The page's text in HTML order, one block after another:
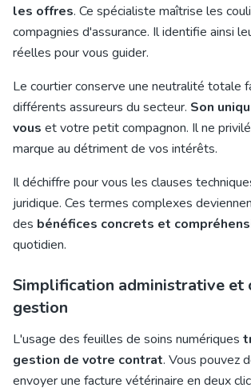
les offres. Ce spécialiste maîtrise les
compagnies d'assurance. Il identifie ainsi
réelles pour vous guider.
Le courtier conserve une neutralité totale
différents assureurs du secteur. Son
vous et votre petit compagnon. Il ne
marque au détriment de vos intérêts.
Il déchiffre pour vous les clauses
juridique. Ces termes complexes
des bénéfices concrets et
quotidien.
Simplification administrative et
gestion
L'usage des feuilles de soins numériques
gestion de votre contrat. Vous pouvez
envoyer une facture vétérinaire en deux